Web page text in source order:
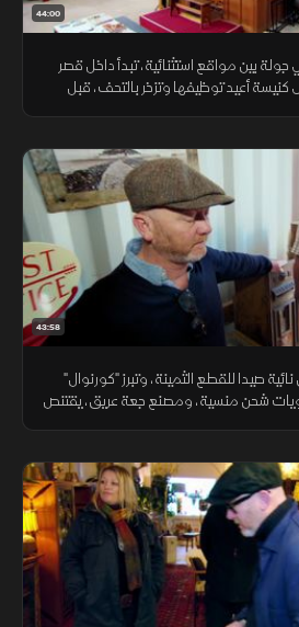
44:00
بين مواقع استثنائية، تبدأ داخل قصر
أعيد توظيفها وتزخر بالتحف، قبل
43:58
صيدا للقطع الثمينة، وتبرز "كورنوال"
شحن منسية، ومصنع جعة عريق، يقتنص